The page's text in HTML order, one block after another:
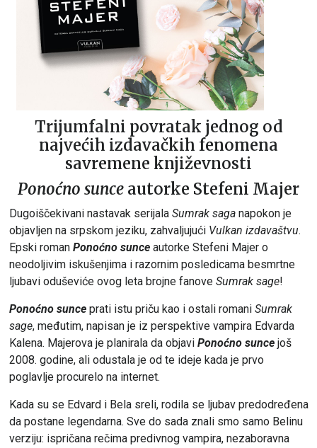
Trijumfalni povratak jednog od
najvećih izdavačkih fenomena
savremene književnosti
Ponoćno sunce autorke Stefeni Majer
Dugoiščekivani nastavak serijala Sumrak saganapokon je
objavljen na srpskom jeziku, zahvaljujući Vulkan izdavaštvu.
Epski roman Ponoćno sunceautorke Stefeni Majer o
neodoljivim iskušenjima i razornim posledicama besmrtne
ljubavi oduševiće ovog leta brojne fanove Sumrak sage!
Ponoćno sunceprati istu priču kao i ostali romani Sumrak
sage, međutim, napisan je iz perspektive vampira Edvarda
Kalena. Majerova je planirala da objavi Ponoćno suncejoš
2008. godine, ali odustala je od te ideje kada je prvo
poglavlje procurelo na internet.
Kada su se Edvard i Bela sreli, rodila se ljubav predodređena
da postane legendarna. Sve do sada znali smo samo Belinu
verziju: ispričana rečima predivnog vampira, nezaboravna